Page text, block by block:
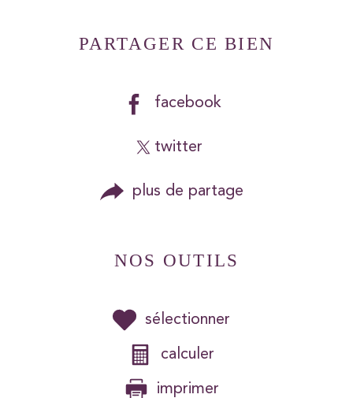
PARTAGER CE BIEN
facebook
twitter
plus de partage
NOS OUTILS
sélectionner
calculer
imprimer